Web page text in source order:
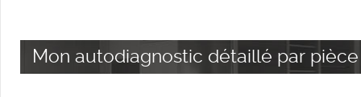
Mon autodiagnostic détaillé par pièce